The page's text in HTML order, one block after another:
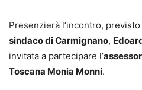
Presenzierà l’incontro,
sindaco di Carmignano,
invitata a partecipare l’
Toscana Monia Monni.